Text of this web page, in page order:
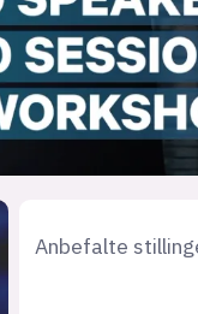
mørk
nyhetsbrev
kode24-
LinkedIn
Bluesky
Anbefalte